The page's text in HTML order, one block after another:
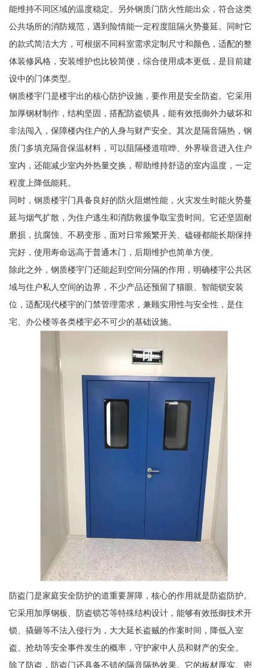
能维持不同区域的温度稳定。另外钢质门防火性能出众，符合这类
公共场所的消防规范，遇到险情能一定程度阻隔火势蔓延。同时它
的款式简洁大方，可根据不同科室需求定制尺寸和颜色，适配的整
体装修风格，安装维护也比较简便，综合使用成本更低，是目前建
设中的门体类型。
钢质楼宇门是楼宇出的核心防护设施，要作用是安全防盗。它采用
加厚钢材制作，结构坚固，搭配防盗锁具，能有效抵御外力破坏和
非法闯入，保障楼内住户的人身与财产安全。其次是隔音隔热，钢
质门多填充隔音保温材料，可以阻隔楼道喧哗、外界噪音进入住户
室内，还能减少室内外热量交换，帮助维持舒适的室内温度，一定
程度上降低能耗。
同时，钢质楼宇门具备良好的防火阻燃性能，火灾发生时能火势蔓
延与烟气扩散，为住户逃生和消防救援争取宝贵时间。它还坚固耐
磨损，抗腐蚀、不易变形，面对日常频繁开关、磕碰都能长期保持
完好，使用寿命远高于普通木门，后期维护也简单方便。
除此之外，钢质楼宇门还能起到空间分隔的作用，明确楼宇公共区
域与住户私人空间的边界，不少产品还预留了猫眼、智能锁安装
位，适配现代楼宇的门禁管理需求，兼顾实用性与安全性，是住
宅、办公楼等各类楼宇必不可少的基础设施。
防盗门是家庭安全防护的道重要屏障，核心的作用就是防盗防护。
它采用加厚钢板、防盗锁芯等特殊结构设计，能够有效抵御技术开
锁、撬砸等不法入侵行为，大大延长盗贼的作案时间，降低入室
盗、抢劫等安全事件发生的概率，守护家中人员和财产的安全。
除了防盗，防盗门还具备不错的隔音隔热效果。它的板材厚实、密